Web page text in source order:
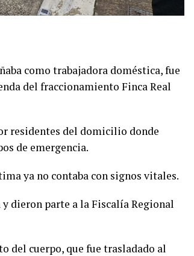
como trabajadora doméstica, fue
del fraccionamiento Finca Real
residentes del domicilio donde
de emergencia.
ya no contaba con signos vitales.
dieron parte a la Fiscalía Regional
del cuerpo, que fue trasladado al